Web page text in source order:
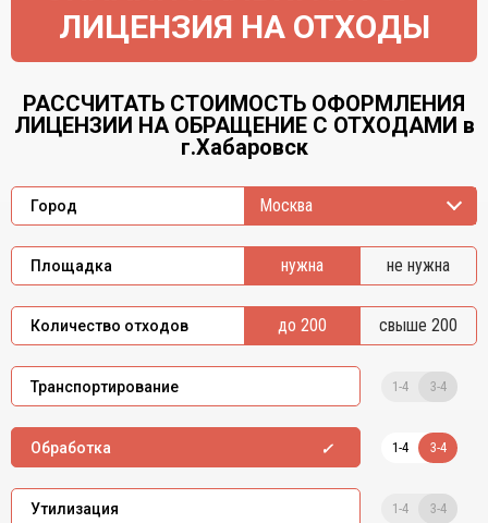
ЛИЦЕНЗИЯ НА ОТХОДЫ
РАССЧИТАТЬ СТОИМОСТЬ ОФОРМЛЕНИЯ
ЛИЦЕНЗИИ НА ОБРАЩЕНИЕ С ОТХОДАМИ в
г.Хабаровск
Город Москва
Площадка нужна не нужна
Количество отходов до 200 свыше 200
Транспортирование 1-4 3-4
Обработка 1-4 3-4
Утилизация 1-4 3-4